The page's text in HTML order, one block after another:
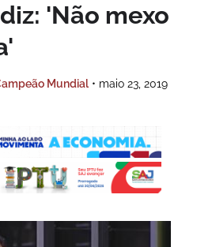
'Não mexo
Mundial • maio 23, 2019